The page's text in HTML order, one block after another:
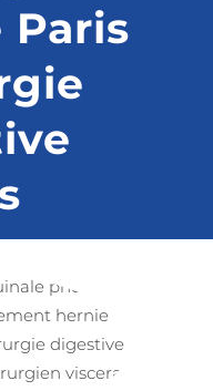
Paris